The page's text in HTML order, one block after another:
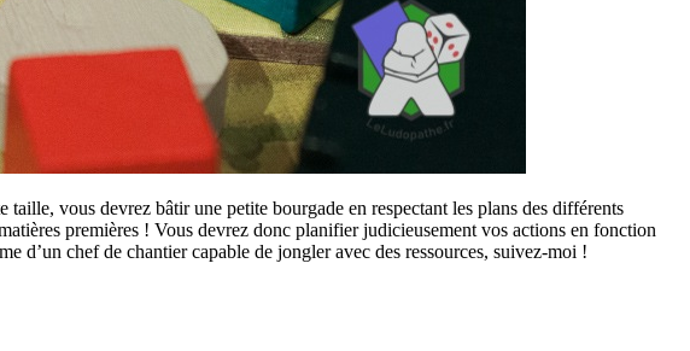
vous devrez bâtir une petite bourgade en respectant les plans des différents
premières ! Vous devrez donc planifier judicieusement vos actions en fonction
d’un chef de chantier capable de jongler avec des ressources, suivez-moi !